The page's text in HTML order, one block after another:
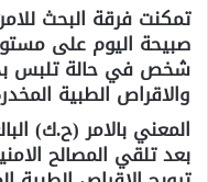
تمكنت فرقة البحث
صبيحة اليوم على
شخص في حالة تلبس
والاقراص الطبية
بعد تلقي المصالح